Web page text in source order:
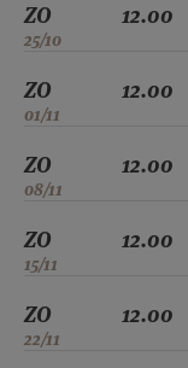
ZO
25/10
12.00
ZO
01/11
12.00
ZO
08/11
12.00
ZO
15/11
12.00
ZO
22/11
12.00